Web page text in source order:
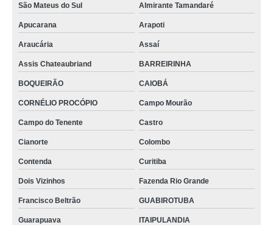
São Mateus do Sul Almirante Tamandaré
Apucarana Arapoti
Araucária Assaí
Assis Chateaubriand BARREIRINHA
BOQUEIRÃO CAIOBÁ
CORNÉLIO PROCÓPIO Campo Mourão
Campo do Tenente Castro
Cianorte Colombo
Contenda Curitiba
Dois Vizinhos Fazenda Rio Grande
Francisco Beltrão GUABIROTUBA
Guarapuava ITAIPULANDIA